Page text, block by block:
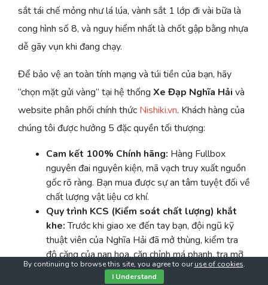
sắt tái chế mỏng như lá lúa, vành sắt 1 lớp đi vài bữa là
cong hình số 8, và nguy hiểm nhất là chốt gập bằng nhựa
dễ gãy vụn khi đang chạy.
Để bảo vệ an toàn tính mạng và túi tiền của bạn, hãy
“chọn mặt gửi vàng” tại hệ thống Xe Đạp Nghĩa Hải và
website phân phối chính thức Nishiki.vn. Khách hàng của
chúng tôi được hưởng 5 đặc quyền tối thượng:
Cam kết 100% Chính hãng: Hàng Fullbox
nguyên đai nguyên kiện, mã vạch truy xuất nguồn
gốc rõ ràng. Bạn mua được sự an tâm tuyệt đối về
chất lượng vật liệu cơ khí.
Quy trình KCS (Kiểm soát chất lượng) khắt
khe:Trước khi giao xe đến tay bạn, đội ngũ kỹ
thuật viên của Nghĩa Hải đã mở thùng, kiểm tra
độ căng của nan hoa, căn chỉnh má phanh, tra mỡ
trục xích, bơm đúng áp suất lốp. Bạn nhận xe là đi
By continuing to browse this site, you agree to ouruse of cookies.
I Understand